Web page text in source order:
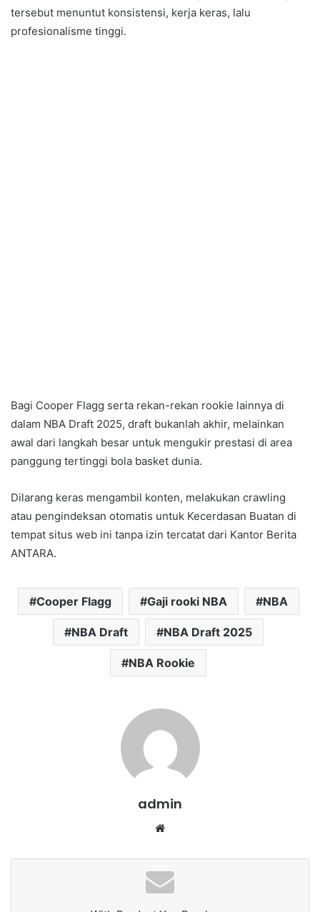
tersebut menuntut konsistensi, kerja keras, lalu
profesionalisme tinggi.
Bagi Cooper Flagg serta rekan-rekan rookie lainnya di
dalam NBA Draft 2025, draft bukanlah akhir, melainkan
awal dari langkah besar untuk mengukir prestasi di area
panggung tertinggi bola basket dunia.
Dilarang keras mengambil konten, melakukan crawling
atau pengindeksan otomatis untuk Kecerdasan Buatan di
tempat situs web ini tanpa izin tercatat dari Kantor Berita
ANTARA.
Cooper Flagg Gaji rooki NBA NBA
NBA Draft NBA Draft 2025
NBA Rookie
admin
te